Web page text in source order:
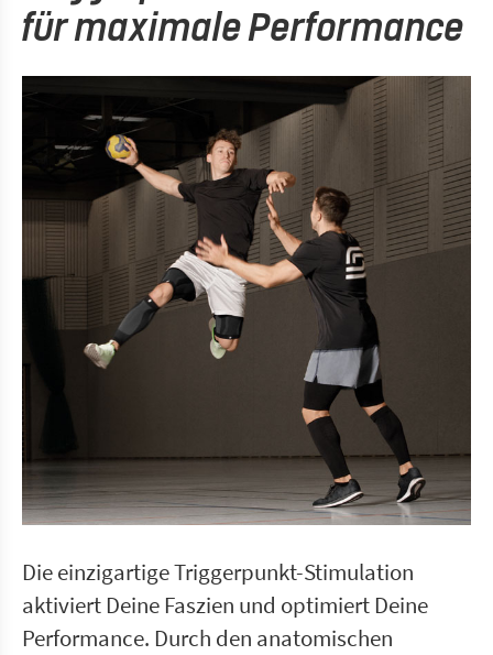
für maximale Performance
Die einzigartige Triggerpunkt-Stimulation
aktiviert Deine Faszien und optimiert Deine
Performance. Durch den anatomischen